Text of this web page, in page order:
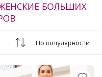
БОЛЬШИХ
По популярности